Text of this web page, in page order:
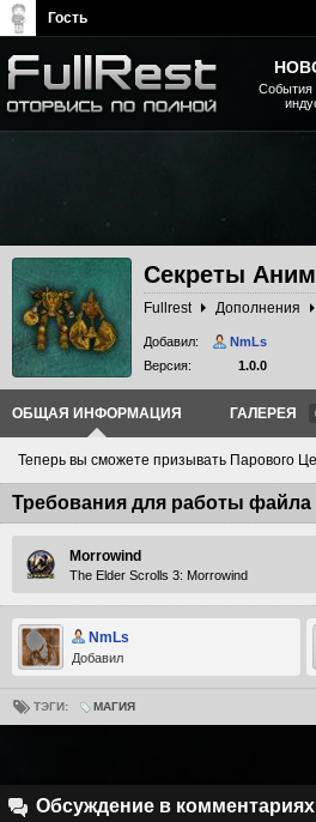
Секреты
Fullrest Дополнения
Добавил:
NmLs
Версия:
1.0.0
ОБЩАЯ ИНФОРМАЦИЯ ГАЛЕРЕЯ
Теперь вы сможете призывать Парового
Требования для работы файла
Morrowind
The Elder Scrolls 3: Morrowind
NmLs
Добавил
ТЭГИ: МАГИЯ
Обсуждение в комментариях
События
Гость